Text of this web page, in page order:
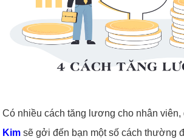
Có nhiều cách tăng lương cho nhân
Kim sẽ gởi đến bạn một số cách thường